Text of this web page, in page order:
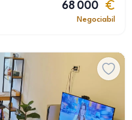
68 000
Negociabil